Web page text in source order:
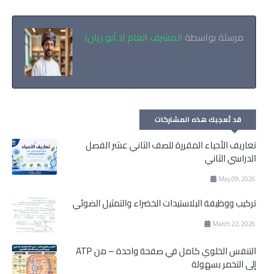
مرسلة بواسطة المشرف العام (د.أبو ريان)
قد تُعجبك هذه المشاركات
تعاريف الأحياء المقررة للصف الثاني عشر الفصل
الدراسي الثاني
May 09, 2026
تركيب ووظيفة البلاستيدات الخضراء والتمثيل الضوئي
March 22, 2026
التنفس الخلوي كامل في صفحة واحدة – من ATP
إلى التخمر بسهولة